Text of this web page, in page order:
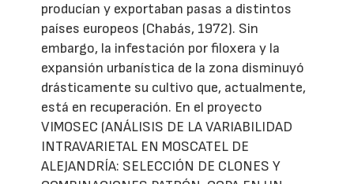
producían y exportaban pasas a distintos
países europeos (Chabás, 1972). Sin
embargo, la infestación por filoxera y la
expansión urbanística de la zona disminuyó
drásticamente su cultivo que, actualmente,
está en recuperación. En el proyecto
VIMOSEC (ANÁLISIS DE LA VARIABILIDAD
INTRAVARIETAL EN MOSCATEL DE
ALEJANDRÍA: SELECCIÓN DE CLONES Y